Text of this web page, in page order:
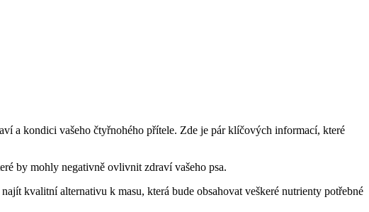
a kondici vašeho čtyřnohého přítele. Zde je pár klíčových informací, které
by mohly negativně ovlivnit zdraví vašeho psa.
kvalitní alternativu k masu, která bude obsahovat veškeré nutrienty potřebné